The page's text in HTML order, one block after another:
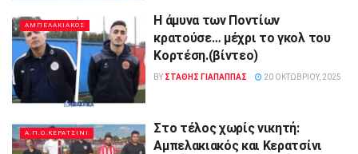
ΑΜΠΕΛΑΚΙΑΚΟΣ
Η άμυνα των Ποντίων
κρατούσε… μέχρι το γκολ του
Κορτέση.(βίντεο)
BY ΣΤΑΘΗΣ ΓΊΑΠΑΠΠΑΣ 20 ΟΚΤΩΒΡΊΟΥ, 2025
Α.Π.Ο.ΚΕΡΑΤΣΙΝΙ
Στο τέλος χωρίς νικητή:
Αμπελακιακός και Κερατσίνι